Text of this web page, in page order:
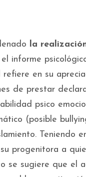
la
informe
en su
de prestar
psico
(posible
Teniendo
progenitora a
se sugiere que el